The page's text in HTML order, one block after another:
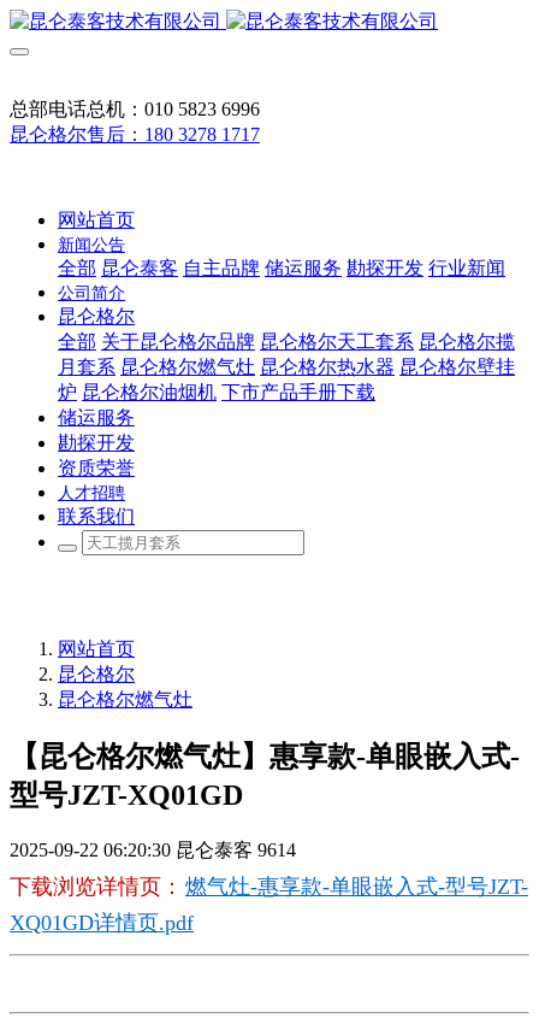
总部电话总机：010 5823 6996
昆仑格尔售后：180 3278 1717
网站首页
新闻公告
全部 昆仑泰客 自主品牌 储运服务 勘探开发 行业新闻
公司简介
昆仑格尔
全部 关于昆仑格尔品牌 昆仑格尔天工套系 昆仑格尔揽
月套系 昆仑格尔燃气灶 昆仑格尔热水器 昆仑格尔壁挂
炉 昆仑格尔油烟机 下市产品手册下载
储运服务
勘探开发
资质荣誉
人才招聘
联系我们
网站首页
昆仑格尔
昆仑格尔燃气灶
【昆仑格尔燃气灶】惠享款-单眼嵌入式-
型号JZT-XQ01GD
2025-09-22 06:20:30 昆仑泰客 9614
下载浏览详情页： 燃气灶-惠享款-单眼嵌入式-型号JZT-
XQ01GD详情页.pdf